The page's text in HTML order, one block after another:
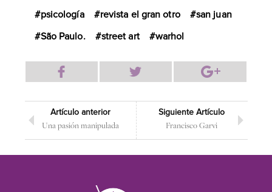
psicología
revista el gran otro
san juan
São Paulo.
street art warhol
Artículo anterior
Una pasión manipulada
Siguiente Artículo
Francisco Garvi